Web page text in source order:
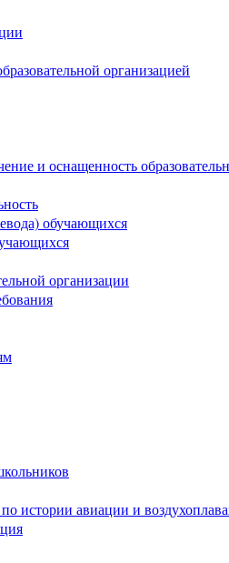
организацией
и оснащенность
обучающихся
организации
истории авиации и